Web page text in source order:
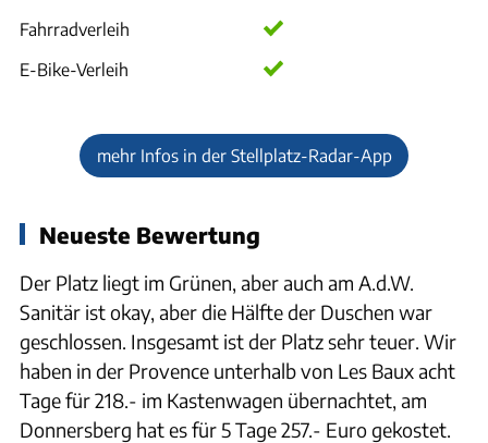
Fahrradverleih
E-Bike-Verleih
mehr Infos in der Stellplatz-Radar-App
Neueste Bewertung
Der Platz liegt im Grünen, aber auch am A.d.W.
Sanitär ist okay, aber die Hälfte der Duschen war
geschlossen. Insgesamt ist der Platz sehr teuer. Wir
haben in der Provence unterhalb von Les Baux acht
Tage für 218.- im Kastenwagen übernachtet, am
Donnersberg hat es für 5 Tage 257.- Euro gekostet.